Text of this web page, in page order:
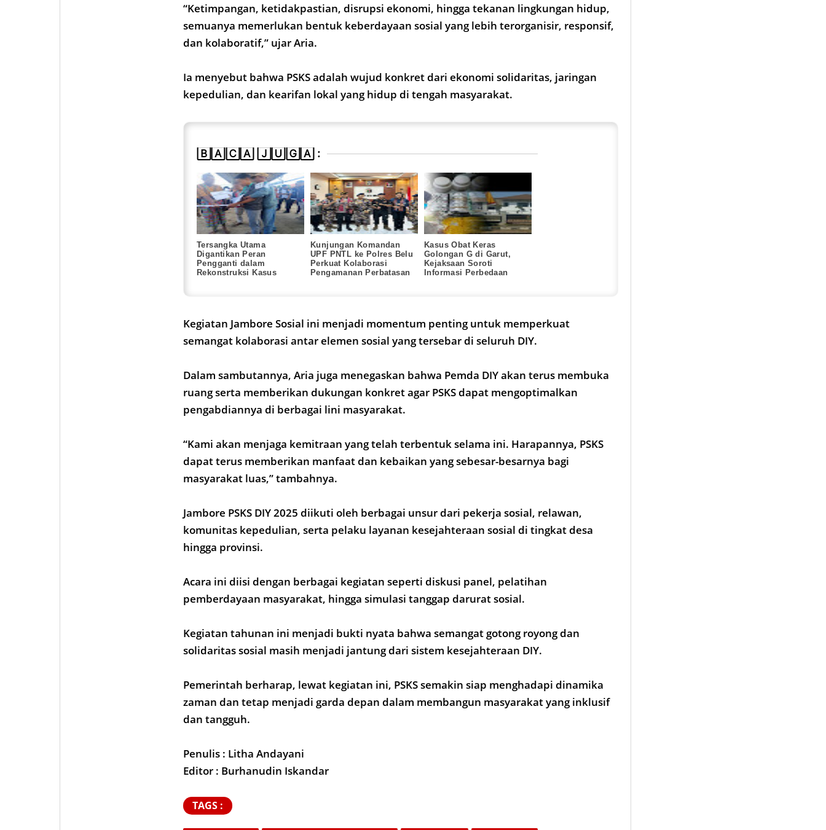
“Ketimpangan, ketidakpastian, disrupsi ekonomi, hingga tekanan lingkungan hidup,
semuanya memerlukan bentuk keberdayaan sosial yang lebih terorganisir, responsif,
dan kolaboratif,” ujar Aria.
Ia menyebut bahwa PSKS adalah wujud konkret dari ekonomi solidaritas, jaringan
kepedulian, dan kearifan lokal yang hidup di tengah masyarakat.
🄱🄰🄲🄰 🄹🅄🄶🄰 :
Tersangka Utama
Digantikan Peran
Pengganti dalam
Rekonstruksi Kasus
Kunjungan Komandan
UPF PNTL ke Polres Belu
Perkuat Kolaborasi
Pengamanan Perbatasan
Kasus Obat Keras
Golongan G di Garut,
Kejaksaan Soroti
Informasi Perbedaan
Kegiatan Jambore Sosial ini menjadi momentum penting untuk memperkuat
semangat kolaborasi antar elemen sosial yang tersebar di seluruh DIY.
Dalam sambutannya, Aria juga menegaskan bahwa Pemda DIY akan terus membuka
ruang serta memberikan dukungan konkret agar PSKS dapat mengoptimalkan
pengabdiannya di berbagai lini masyarakat.
“Kami akan menjaga kemitraan yang telah terbentuk selama ini. Harapannya, PSKS
dapat terus memberikan manfaat dan kebaikan yang sebesar-besarnya bagi
masyarakat luas,” tambahnya.
Jambore PSKS DIY 2025 diikuti oleh berbagai unsur dari pekerja sosial, relawan,
komunitas kepedulian, serta pelaku layanan kesejahteraan sosial di tingkat desa
hingga provinsi.
Acara ini diisi dengan berbagai kegiatan seperti diskusi panel, pelatihan
pemberdayaan masyarakat, hingga simulasi tanggap darurat sosial.
Kegiatan tahunan ini menjadi bukti nyata bahwa semangat gotong royong dan
solidaritas sosial masih menjadi jantung dari sistem kesejahteraan DIY.
Pemerintah berharap, lewat kegiatan ini, PSKS semakin siap menghadapi dinamika
zaman dan tetap menjadi garda depan dalam membangun masyarakat yang inklusif
dan tangguh.
Penulis : Litha Andayani
Editor : Burhanudin Iskandar
TAGS :